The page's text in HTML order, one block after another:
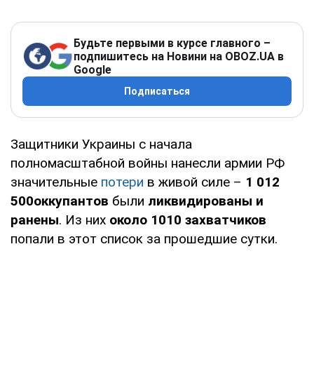
Будьте первыми в курсе главного –
подпишитесь на Новини на OBOZ.UA в
Google
Подписаться
Защитники Украины с начала
полномасштабной войны нанесли армии РФ
значительные потери в живой силе – 1 012
500оккупантов были ликвидированы и
ранены. Из них около 1010 захватчиков
попали в этот список за прошедшие сутки.